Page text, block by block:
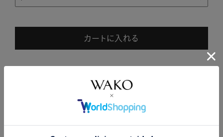
カートに入れる